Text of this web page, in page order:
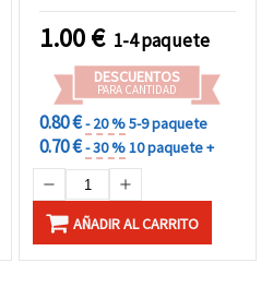
marrón, 50 g (aprox. 29
uds) - Estilo
étnico/oriental para
pulseras, collares y
macramé
1.00€ 1-4 paquete
DESCUENTOS
PARA CANTIDAD
0.80 €- 20 %5-9 paquete
0.70 €- 30 %10 paquete +
AÑADIR AL CARRITO